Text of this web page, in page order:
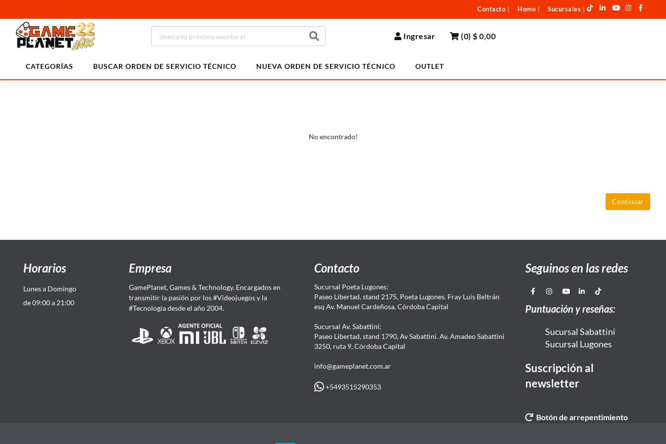
Contacto Home Sucursales
Ingresar (0)$ 0,00
CATEGORÍAS BUSCAR ORDEN DE SERVICIO TÉCNICO NUEVA ORDEN DE SERVICIO TÉCNICO OUTLET
No encontrado!
Continuar
Horarios
Lunes a Domingo
de 09:00 a 21:00
Empresa
GamePlanet, Games & Technology. Encargados en
transmitir la pasión por los #Videojuegos y la
#Tecnología desde el año 2004.
Contacto
Sucursal Poeta Lugones:
Paseo Libertad, stand 2175, Poeta Lugones. Fray Luis Beltrán
esq Av. Manuel Cardeñosa, Córdoba Capital
Sucursal Av. Sabattini:
Paseo Libertad, stand 1790, Av Sabattini. Av. Amadeo Sabattini
3250, ruta 9, Córdoba Capital
info@gameplanet.com.ar
+5493515290353
Seguinos en las redes
Puntuación y reseñas:
Sucursal Sabattini
Sucursal Lugones
Suscripción al
newsletter
Botón de arrepentimiento